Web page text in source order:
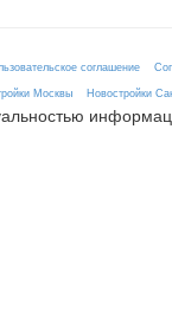
соглашение
Москвы Новостройки